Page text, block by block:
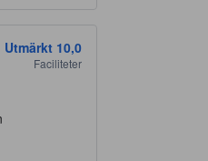
lummiga
ner med en
mer
Utmärkt 10,0
Faciliteter